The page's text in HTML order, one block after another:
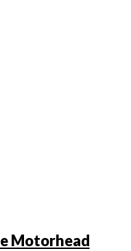
Motorhead